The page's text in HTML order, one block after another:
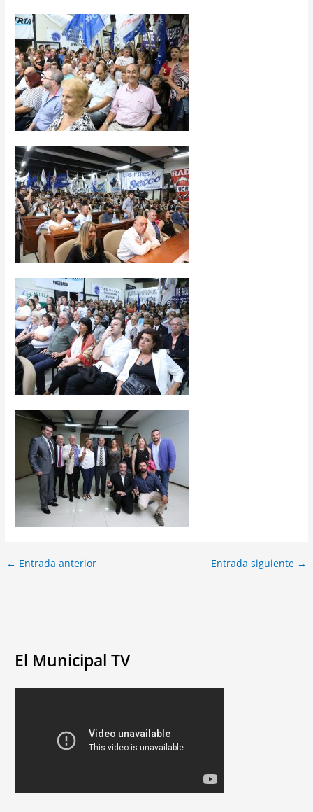
← Entrada anterior Entrada siguiente →
El Municipal TV